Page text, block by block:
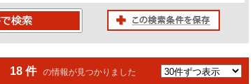
18 件 の情報が見つかりました